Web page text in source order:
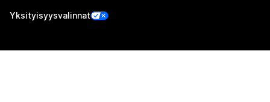
Yksityisyysvalinnat